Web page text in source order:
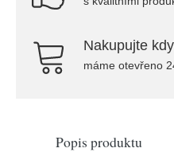
Nakupujte
máme otevřeno
Popis produktu